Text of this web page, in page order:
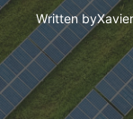
Written byXavier